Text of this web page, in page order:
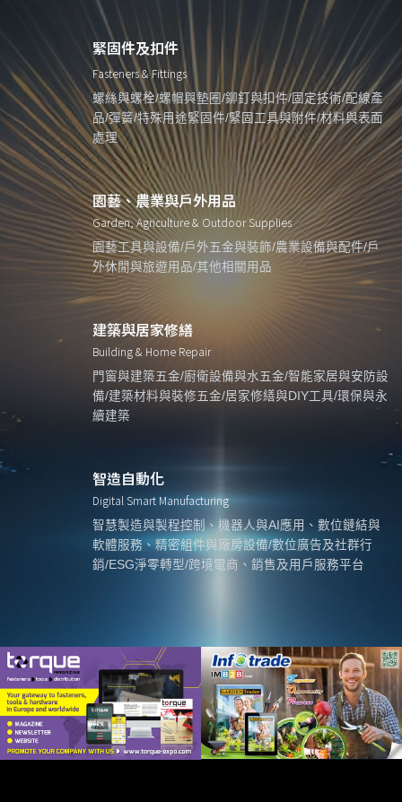
緊固件及扣件
Fasteners & Fittings
螺絲與螺栓/螺帽與墊圈/鉚釘與扣件/固定技術/配線產
品/彈簧/特殊用途緊固件/緊固工具與附件/材料與表面
處理
園藝、農業與戶外用品
Garden, Agriculture & Outdoor Supplies
園藝工具與設備/戶外五金與裝飾/農業設備與配件/戶
外休閒與旅遊用品/其他相關用品
建築與居家修繕
Building & Home Repair
門窗與建築五金/廚衛設備與水五金/智能家居與安防設
備/建築材料與裝修五金/居家修繕與DIY工具/環保與永
續建築
智造自動化
Digital Smart Manufacturing
智慧製造與製程控制、機器人與AI應用、數位鏈結與
軟體服務、精密組件與廠房設備/數位廣告及社群行
銷/ESG淨零轉型/跨境電商、銷售及用戶服務平台